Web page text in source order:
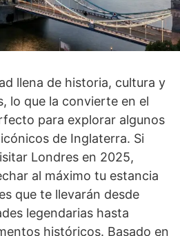
llena de historia, cultura y
lo que la convierte en el
para explorar algunos
de Inglaterra. Si
Londres en 2025,
al máximo tu estancia
que te llevarán desde
legendarias hasta
históricos. Basado en